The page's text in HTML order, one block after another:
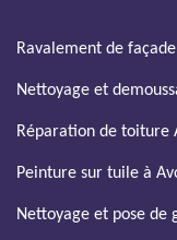
Ravalement de
Nettoyage et
Réparation de toiture
Peinture sur tuile à
Nettoyage et pose de